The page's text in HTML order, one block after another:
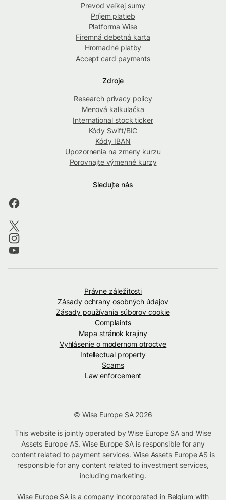
Prevod veľkej sumy
Príjem platieb
Platforma Wise
Firemná debetná karta
Hromadné platby
Accept card payments
Zdroje
Research privacy policy
Menová kalkulačka
International stock ticker
Kódy Swift/BIC
Kódy IBAN
Upozornenia na zmeny kurzu
Porovnajte výmenné kurzy
Sledujte nás
Právne záležitosti
Zásady ochrany osobných údajov
Zásady používania súborov cookie
Complaints
Mapa stránok krajiny
Vyhlásenie o modernom otroctve
Intellectual property
Scams
Law enforcement
© Wise Europe SA 2026
This website is jointly operated by Wise Europe SA and Wise
Assets Europe AS. Wise Europe SA is responsible for any
content related to payment services. Wise Assets Europe AS is
responsible for any content related to investment services,
including marketing.
Wise Europe SA is a company incorporated in Belgium with